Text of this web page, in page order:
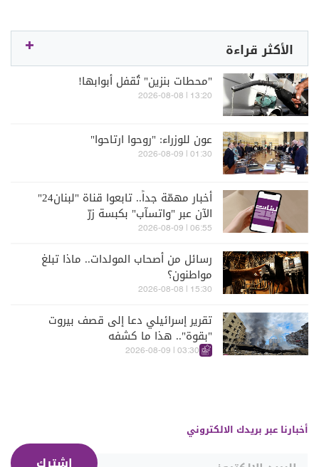
الأكثر قراءة
"محطات بنزين" تُقفل أبوابها!
13:20 | 2026-08-08
عون للوزراء: "روحوا ارتاحوا"
01:30 | 2026-08-09
أخبار مهمّة جداً.. تابعوا قناة "لبنان24"
الآن عبر "واتسآب" بكبسة زرّ
06:55 | 2026-08-09
رسائل من أصحاب المولدات.. ماذا تبلغ
مواطنون؟
15:30 | 2026-08-08
تقرير إسرائيلي دعا إلى قصف بيروت
"بقوة".. هذا ما كشفه
03:30 | 2026-08-09
أخبارنا عبر بريدك الالكتروني